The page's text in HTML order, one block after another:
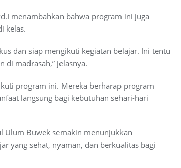
menambahkan bahwa program ini juga
kelas.
dan siap mengikuti kegiatan belajar. Ini tentu
di madrasah,” jelasnya.
program ini. Mereka berharap program
langsung bagi kebutuhan sehari-hari
Ulum Buwek semakin menunjukkan
yang sehat, nyaman, dan berkualitas bagi